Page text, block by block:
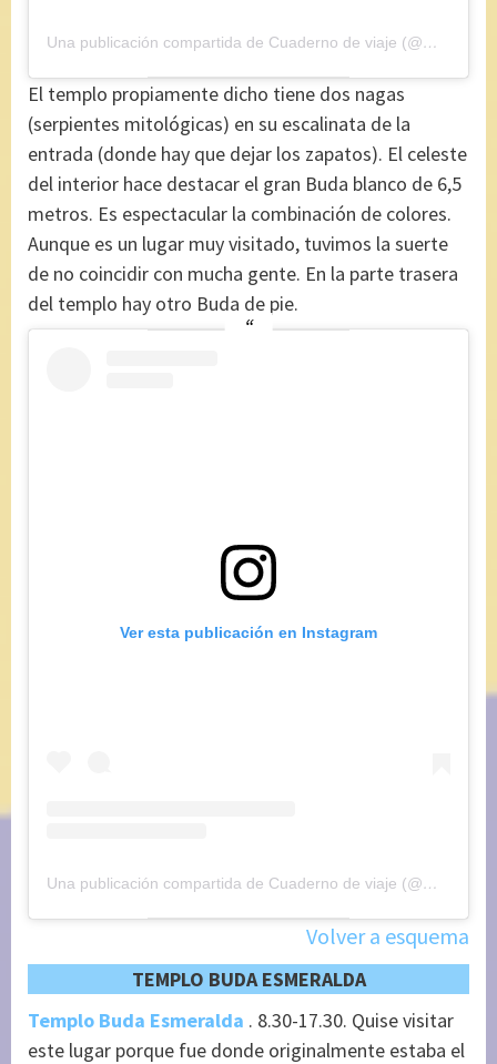
Una publicación compartida de Cuaderno de viaje (@maryajosess)
El templo propiamente dicho tiene dos nagas
(serpientes mitológicas) en su escalinata de la
entrada (donde hay que dejar los zapatos). El celeste
del interior hace destacar el gran Buda blanco de 6,5
metros. Es espectacular la combinación de colores.
Aunque es un lugar muy visitado, tuvimos la suerte
de no coincidir con mucha gente. En la parte trasera
del templo hay otro Buda de pie.
Ver esta publicación en Instagram
Una publicación compartida de Cuaderno de viaje (@maryajosess)
Volver a esquema
TEMPLO BUDA ESMERALDA
Templo Buda Esmeralda . 8.30-17.30. Quise visitar
este lugar porque fue donde originalmente estaba el